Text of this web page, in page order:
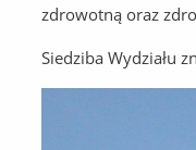
zdrowotną oraz
Siedziba Wydziału